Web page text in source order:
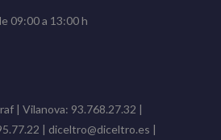
09:00 a 13:00 h
| Vilanova: 93.768.27.32 |
| diceltro@diceltro.es |